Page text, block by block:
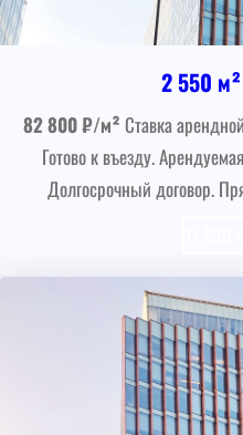
2 550
82 800 ₽/м² Ставка
Готово к въезду.
Долгосрочный договор.